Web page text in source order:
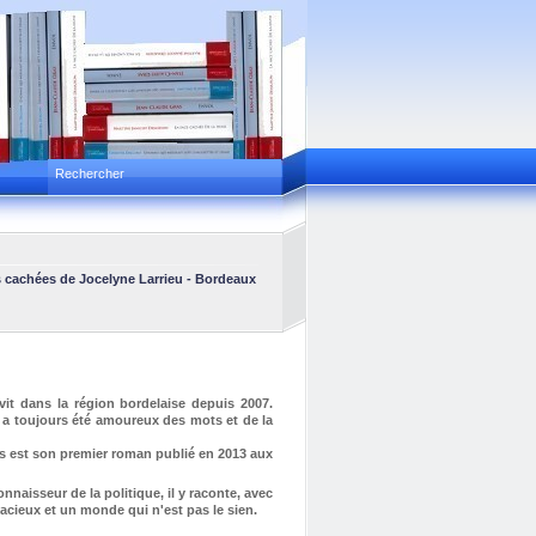
de Jocelyne Larrieu -Bordeaux Express
dans la région bordelaise depuis 2007.
toujours été amoureux des mots et de la
est son premier roman publié en 2013 aux
de la politique, il y raconte, avec
et un monde qui n'est pas le sien.